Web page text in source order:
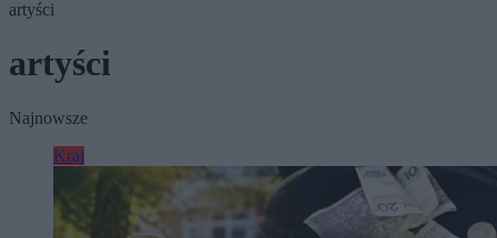
artyści
artyści
Najnowsze
Kraj